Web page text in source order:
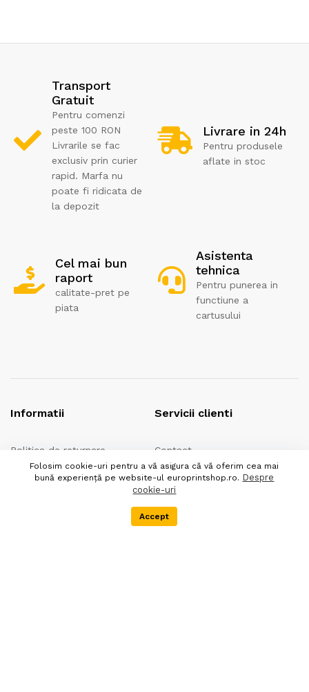
Categorii
Transport
Gratuit
Pentru comenzi
peste 100 RON
Livrarile se fac
exclusiv prin curier
rapid. Marfa nu
poate fi ridicata de
la depozit
Livrare in 24h
Pentru produsele
aflate in stoc
Cel mai bun
raport
calitate-pret pe
piata
Asistenta
tehnica
Pentru punerea in
functiune a
cartusului
Informatii
Politica de returnare
Politica de confidentialitate
Servicii clienti
Contact
Despre noi
Folosim cookie-uri pentru a vă asigura că vă oferim cea mai
bună experiență pe website-ul europrintshop.ro. Despre
cookie-uri
Accept